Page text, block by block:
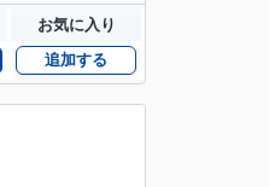
お気に入り
追加する